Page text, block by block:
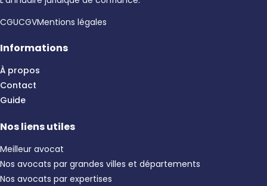
CGUCGVMentions légales
Informations
À propos
Contact
Guide
Nos liens utiles
Meilleur avocat
Nos avocats par grandes villes et départements
Nos avocats par expertises